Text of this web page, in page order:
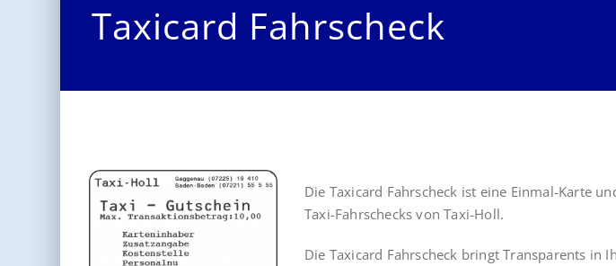
Taxicard Fahrscheck
Die Taxicard Fahrscheck ist eine Einmal-Karte
Taxi-Fahrschecks von Taxi-Holl.
Die Taxicard Fahrscheck bringt Transparents in